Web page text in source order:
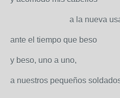
a la nueva
ante el tiempo que beso
y beso, uno a uno,
a nuestros pequeños